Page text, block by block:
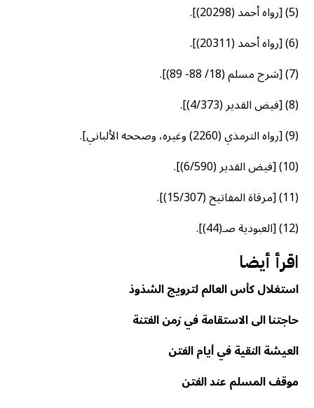
(5) [رواه أحمد (20298)].
(6) [رواه أحمد (20311)].
(7) [شرح مسلم (18/ 88- 89)].
(8) [فيض القدير (4/373)].
(9) [رواه الترمذي (2260) وغيره، وصححه الألباني].
(10) [فيض القدير (6/590)].
(11) [مرقاة المفاتيح (15/307)].
(12) [العبودية صـ(44)].
اقرأ أيضا
استغلال كأس العالم لترويج الشذوذ
حاجتنا الى الاستقامة في زمن الفتنة
العيشة النقية في أيام الفتن
موقف المسلم عند الفتن